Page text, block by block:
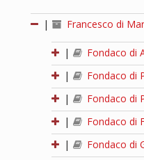
| Francesco di
|
Fondaco di
|
Fondaco di
|
Fondaco di
|
Fondaco di
|
Fondaco di